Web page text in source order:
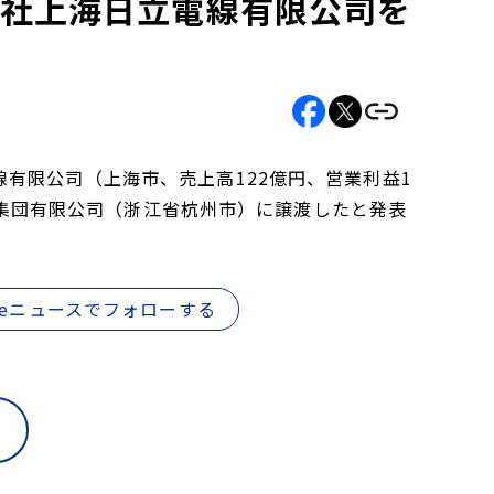
限公司（上海市、売上高122億円、営業利益1
有限公司（浙江省杭州市）に譲渡したと発表
ュースでフォローする